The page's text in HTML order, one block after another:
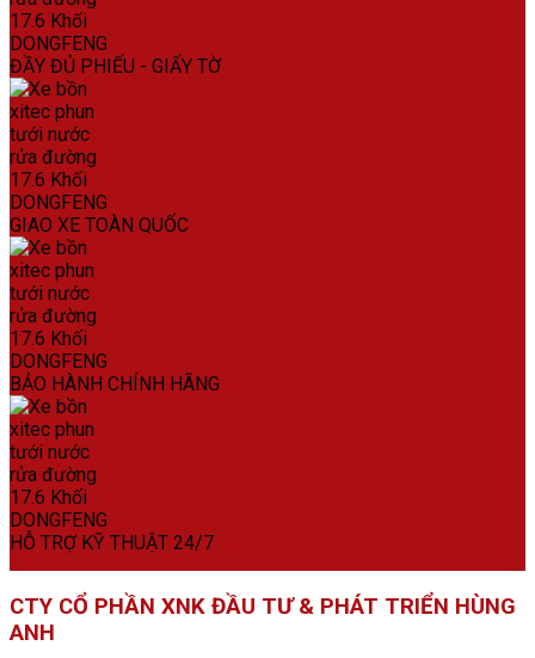
ĐẦY ĐỦ PHIẾU - GIẤY TỜ
GIAO XE TOÀN QUỐC
BẢO HÀNH CHÍNH HÃNG
HỖ TRỢ KỸ THUẬT 24/7
CTY CỔ PHẦN XNK ĐẦU TƯ & PHÁT TRIỂN HÙNG
ANH